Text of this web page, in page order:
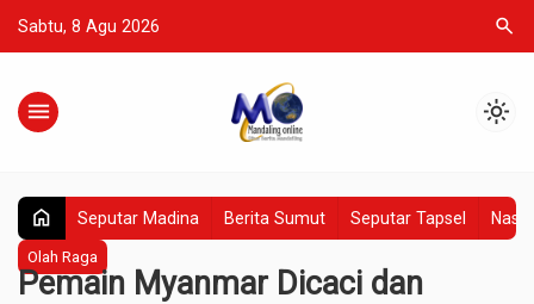
Sabtu, 8 Agu 2026 search
menu light_mode
home Seputar Madina Berita Sumut Seputar Tapsel
Olah Raga
Pemain Myanmar Dicaci dan